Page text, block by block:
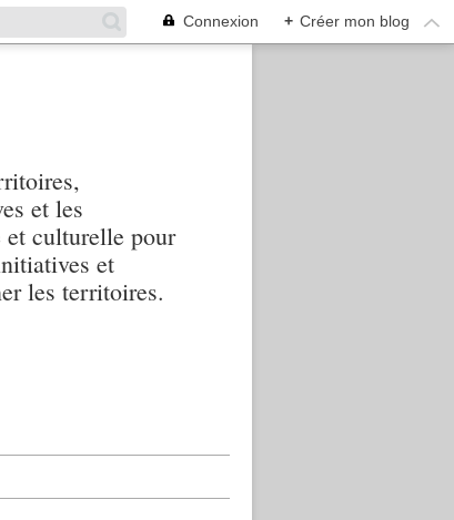
Connexion + Créer mon blog
et les
et culturelle pour
et
les territoires.